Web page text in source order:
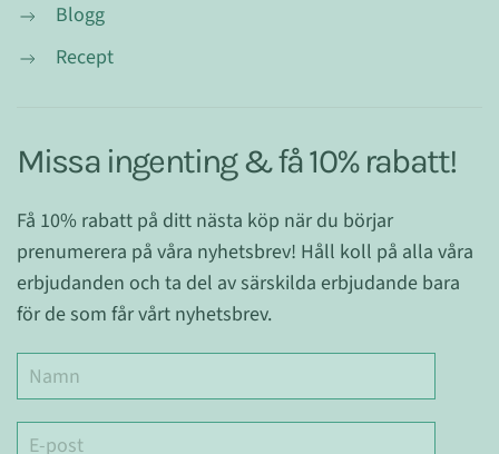
Blogg
Recept
Missa ingenting & få 10% rabatt!
Få 10% rabatt på ditt nästa köp när du börjar
prenumerera på våra nyhetsbrev! Håll koll på alla våra
erbjudanden och ta del av särskilda erbjudande bara
för de som får vårt nyhetsbrev.